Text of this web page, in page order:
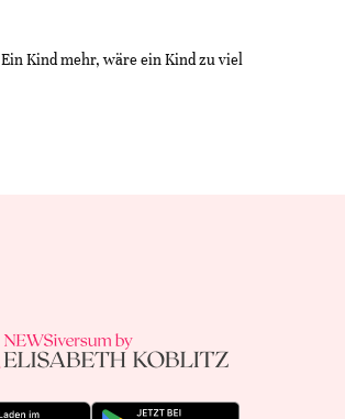
Ein Kind mehr, wäre ein Kind zu viel